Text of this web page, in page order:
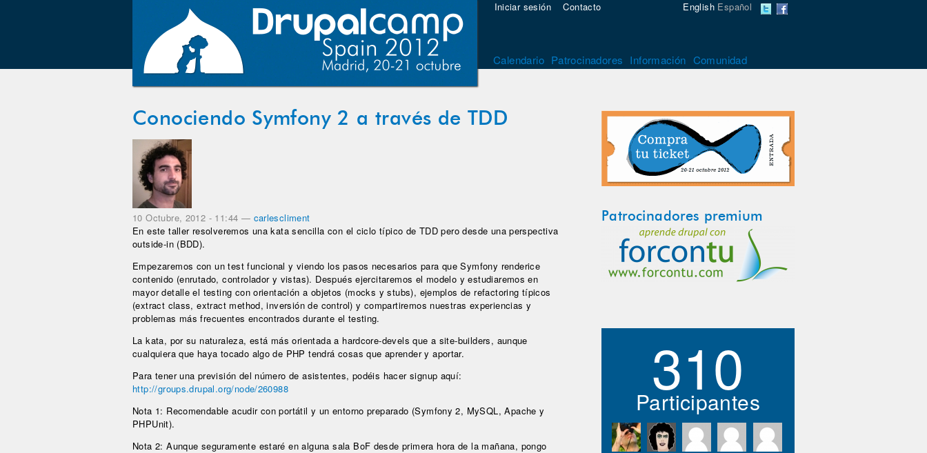
English Español
Iniciar sesión Contacto
Calendario Patrocinadores Información Comunidad
Conociendo Symfony 2 a través de TDD
10 Octubre, 2012 - 11:44 — carlescliment
En este taller resolveremos una kata sencilla con el ciclo típico de TDD pero desde una perspectiva
outside-in (BDD).
Empezaremos con un test funcional y viendo los pasos necesarios para que Symfony renderice
contenido (enrutado, controlador y vistas). Después ejercitaremos el modelo y estudiaremos en
mayor detalle el testing con orientación a objetos (mocks y stubs), ejemplos de refactoring típicos
(extract class, extract method, inversión de control) y compartiremos nuestras experiencias y
problemas más frecuentes encontrados durante el testing.
La kata, por su naturaleza, está más orientada a hardcore-devels que a site-builders, aunque
cualquiera que haya tocado algo de PHP tendrá cosas que aprender y aportar.
Para tener una previsión del número de asistentes, podéis hacer signup aquí:
http://groups.drupal.org/node/260988
Nota 1: Recomendable acudir con portátil y un entorno preparado (Symfony 2, MySQL, Apache y
PHPUnit).
Nota 2: Aunque seguramente estaré en alguna sala BoF desde primera hora de la mañana, pongo
Patrocinadores premium
310
Participantes